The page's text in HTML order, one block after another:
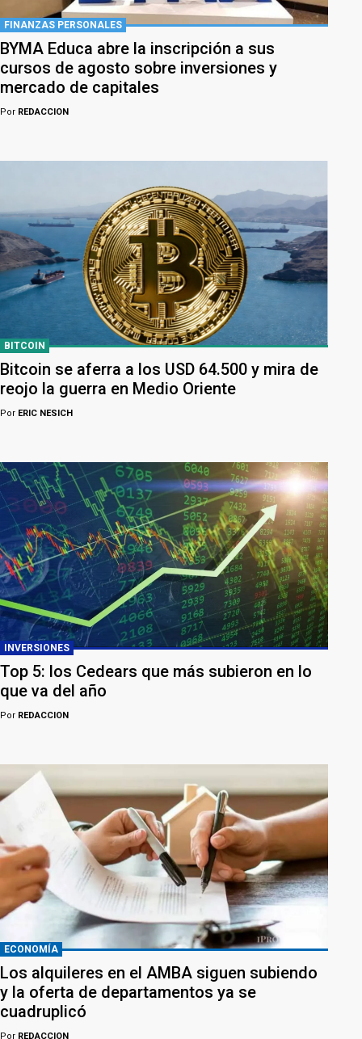
FINANZAS PERSONALES
BYMA Educa abre la inscripción a sus
cursos de agosto sobre inversiones y
mercado de capitales
Por REDACCION
BITCOIN
Bitcoin se aferra a los USD 64.500 y mira de
reojo la guerra en Medio Oriente
Por ERIC NESICH
INVERSIONES
Top 5: los Cedears que más subieron en lo
que va del año
Por REDACCION
ECONOMÍA
Los alquileres en el AMBA siguen subiendo
y la oferta de departamentos ya se
cuadruplicó
Por REDACCION